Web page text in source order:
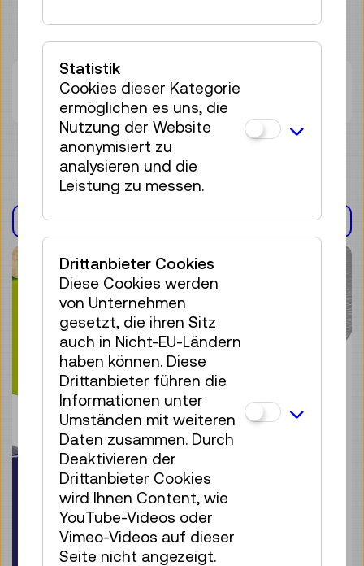
Zurzeit stehen keine Termine zur
Verfügung.
AUSSTELLUNG(EN)
Statistik
Cookies dieser Kategorie
ermöglichen es uns, die
Nutzung der Website
anonymisiert zu
analysieren und die
Leistung zu messen.
Drittanbieter Cookies
Diese Cookies werden
von Unternehmen
gesetzt, die ihren Sitz
auch in Nicht-EU-Ländern
haben können. Diese
Drittanbieter führen die
Informationen unter
Umständen mit weiteren
Daten zusammen. Durch
Deaktivieren der
Drittanbieter Cookies
wird Ihnen Content, wie
YouTube-Videos oder
Vimeo-Videos auf dieser
Seite nicht angezeigt.